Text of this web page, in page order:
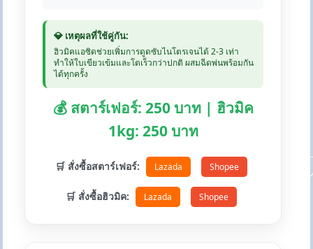
💎 เหตุผลที่ใช้คู่กัน:
ฮิวมิคแอซิดช่วยเพิ่มการดูดซับไนโตรเจนได้ 2-3 เท่า
ทำให้ใบเขียวเข้มและโตเร็วกว่าปกติ ผสมฉีดพ่นพร้อมกัน
ได้ทุกครั้ง
💰 สตาร์เฟอร์: 250 บาท | ฮิวมิค
1kg: 250 บาท
🛒 สั่งซื้อสตาร์เฟอร์: Lazada Shopee
🛒 สั่งซื้อฮิวมิค: Lazada Shopee